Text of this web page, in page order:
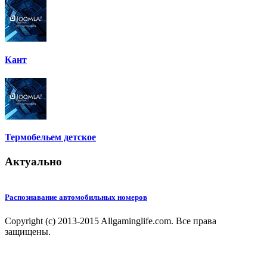
Кант
Термобельем детское
Актуально
Распознавание автомобильных номеров
Copyright (c) 2013-2015 Allgaminglife.com. Все права
защищены.